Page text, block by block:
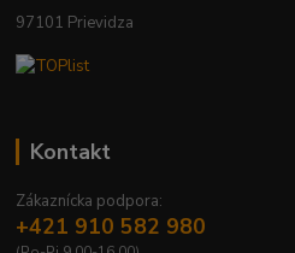
97101 Prievidza
Kontakt
Zákaznícka podpora:
+421 910 582 980